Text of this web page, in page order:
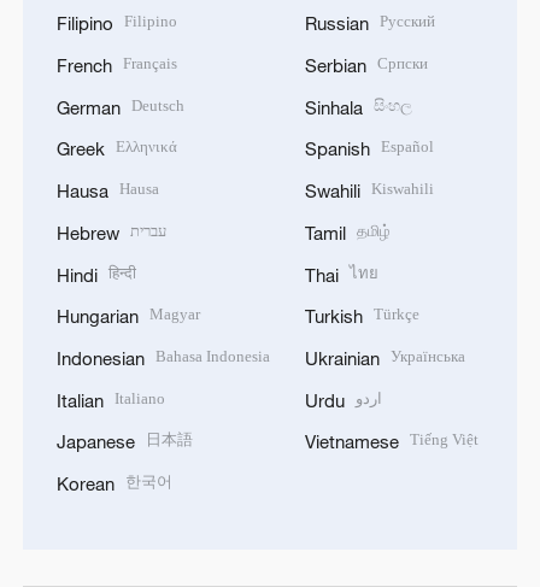
Filipino Filipino
French Français
German Deutsch
Greek Ελληνικά
Hausa Hausa
Hebrew עברית
Hindi हिन्दी
Hungarian Magyar
Indonesian Bahasa Indonesia
Italian Italiano
Japanese 日本語
Korean 한국어
Russian Русский
Serbian Српски
Sinhala සිංහල
Spanish Español
Swahili Kiswahili
Tamil தமிழ்
Thai ไทย
Turkish Türkçe
Ukrainian Українська
Urdu اردو
Vietnamese Tiếng Việt